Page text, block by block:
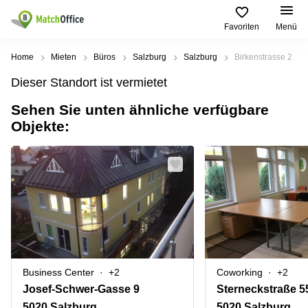
Favoriten Menü
Mieten / Vermieten
Produktseiten
Büro
mieten
Business
Center
Coworking
Seminarraum
Virtual
Office
Beliebte
Städte
Büro
mieten
Wien
Coworking
Space
Wien
Seminarraum
Wien
mieten Wien
Beliebte
Suchanfragen
Tuchlauben
7A
Leopold-
Ungar-
Platz 2
Ausstellungsstraße
50
Wienerbergstraße
Margaretenstraße
Hilfe
Über uns
Büro vermieten
Preis
Anmelden
Home Mieten Büros Salzburg Salzburg Birkenstrasse 2
Dieser Standort ist vermietet
Sehen Sie unten ähnliche verfügbare
Objekte:
Business Center +2
Josef-Schwer-Gasse 9
Coworking +2
Sterneckstraße